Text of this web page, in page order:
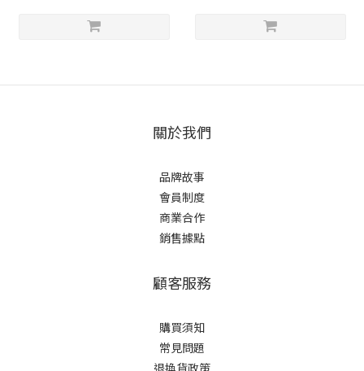
關於我們
品牌故事
會員制度
商業合作
銷售據點
顧客服務
購買須知
常見問題